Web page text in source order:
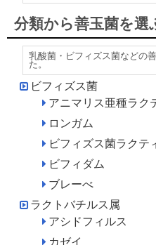
分類から善玉菌を選
乳酸菌・ビフィズス菌などの
た。
ビフィズス菌
アニマリス亜種ラク
ロンガム
ビフィズス菌ラクテ
ビフィダム
ブレーべ
ラクトバチルス属
アシドフィルス
カゼイ